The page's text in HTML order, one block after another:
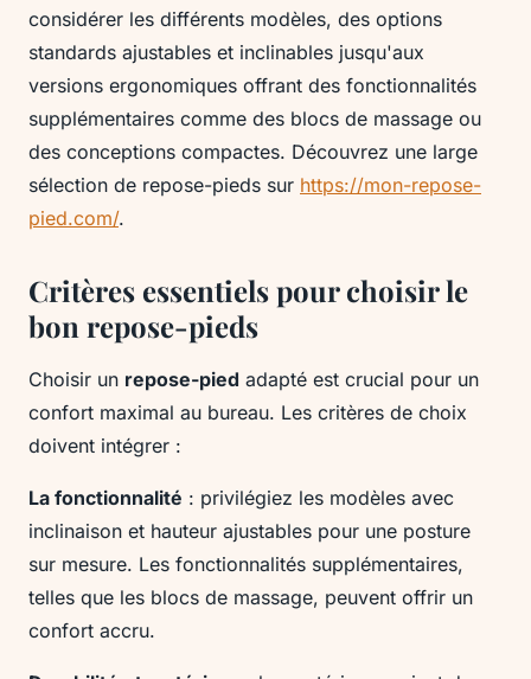
considérer les différents modèles, des options
standards ajustables et inclinables jusqu'aux
versions ergonomiques offrant des fonctionnalités
supplémentaires comme des blocs de massage ou
des conceptions compactes. Découvrez une large
sélection de repose-pieds sur https://mon-repose-
pied.com/.
Critères essentiels pour choisir le
bon repose-pieds
Choisir un repose-pied adapté est crucial pour un
confort maximal au bureau. Les critères de choix
doivent intégrer :
La fonctionnalité : privilégiez les modèles avec
inclinaison et hauteur ajustables pour une posture
sur mesure. Les fonctionnalités supplémentaires,
telles que les blocs de massage, peuvent offrir un
confort accru.